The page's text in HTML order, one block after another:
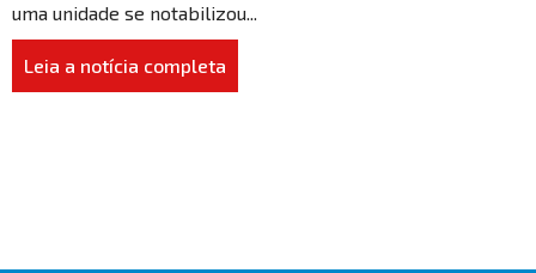
uma unidade se notabilizou...
Leia a notícia completa